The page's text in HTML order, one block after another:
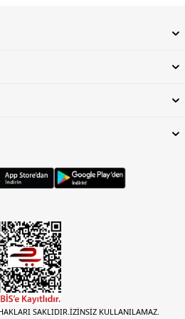
SAKLIDIR.İZİNSİZ KULLANILAMAZ.